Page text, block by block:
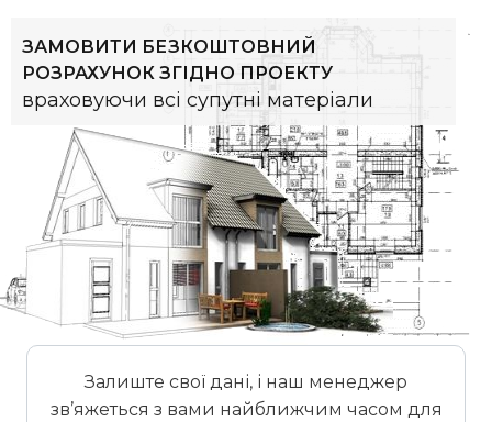
ЗАМОВИТИ БЕЗКОШТОВНИЙ
РОЗРАХУНОК ЗГІДНО ПРОЕКТУ
враховуючи всі супутні матеріали
Залиште свої дані, і наш менеджер
зв’яжеться з вами найближчим часом для